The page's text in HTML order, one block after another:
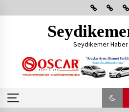
to
Seydikemer